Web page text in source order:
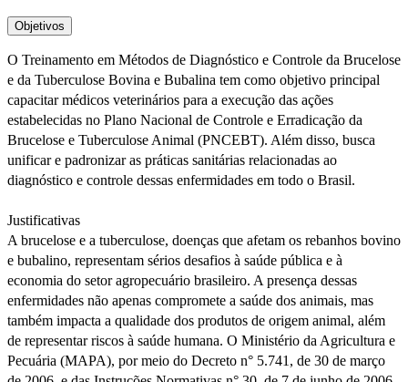
Objetivos
O Treinamento em Métodos de Diagnóstico e Controle da Brucelose
e da Tuberculose Bovina e Bubalina tem como objetivo principal
capacitar médicos veterinários para a execução das ações
estabelecidas no Plano Nacional de Controle e Erradicação da
Brucelose e Tuberculose Animal (PNCEBT). Além disso, busca
unificar e padronizar as práticas sanitárias relacionadas ao
diagnóstico e controle dessas enfermidades em todo o Brasil.
Justificativas
A brucelose e a tuberculose, doenças que afetam os rebanhos bovino
e bubalino, representam sérios desafios à saúde pública e à
economia do setor agropecuário brasileiro. A presença dessas
enfermidades não apenas compromete a saúde dos animais, mas
também impacta a qualidade dos produtos de origem animal, além
de representar riscos à saúde humana. O Ministério da Agricultura e
Pecuária (MAPA), por meio do Decreto n° 5.741, de 30 de março